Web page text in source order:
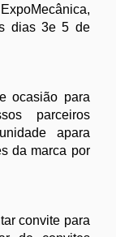
dias 3e 5 de
ocasião para
parceiros
apara
da marca por
convite para